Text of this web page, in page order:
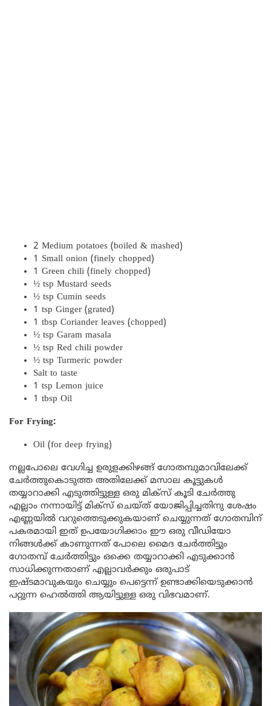
2 Medium potatoes (boiled & mashed)
1 Small onion (finely chopped)
1 Green chili (finely chopped)
½ tsp Mustard seeds
½ tsp Cumin seeds
1 tsp Ginger (grated)
1 tbsp Coriander leaves (chopped)
½ tsp Garam masala
½ tsp Red chili powder
½ tsp Turmeric powder
Salt to taste
1 tsp Lemon juice
1 tbsp Oil
For Frying:
Oil (for deep frying)
നല്ലപോലെ വേഗിച്ച ഉരുളക്കിഴങ്ങ് ഗോതമ്പുമാവിലേക്ക്
ചേർത്തുകൊടുത്ത അതിലേക്ക് മസാല കൂട്ടുകൾ
തയ്യാറാക്കി എടുത്തിട്ടുള്ള ഒരു മിക്സ് കൂടി ചേർത്തു
എല്ലാം നന്നായിട്ട് മിക്സ് ചെയ്ത് യോജിപ്പിച്ചതിനു ശേഷം
എണ്ണയിൽ വറുത്തെടുക്കുകയാണ് ചെയ്യുന്നത് ഗോതമ്പിന്
പകരമായി ഇത് ഉപയോഗിക്കാം ഈ ഒരു വീഡിയോ
നിങ്ങൾക്ക് കാണുന്നത് പോലെ മൈദ ചേർത്തിട്ടും
ഗോതമ്പ് ചേർത്തിട്ടും ഒക്കെ തയ്യാറാക്കി എടുക്കാൻ
സാധിക്കുന്നതാണ് എല്ലാവർക്കും ഒരുപാട്
ഇഷ്ടമാവുകയും ചെയ്യും പെട്ടെന്ന് ഉണ്ടാക്കിയെടുക്കാൻ
പറ്റുന്ന ഹെൽത്തി ആയിട്ടുള്ള ഒരു വിഭവമാണ്.